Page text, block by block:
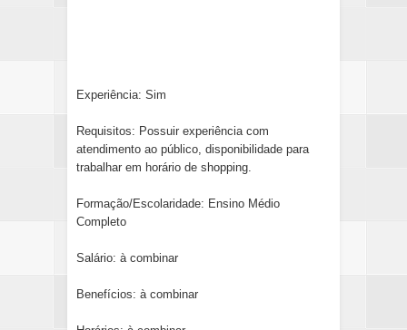
Experiência: Sim
Requisitos: Possuir experiência com
atendimento ao público, disponibilidade para
trabalhar em horário de shopping.
Formação/Escolaridade: Ensino Médio
Completo
Salário: à combinar
Benefícios: à combinar